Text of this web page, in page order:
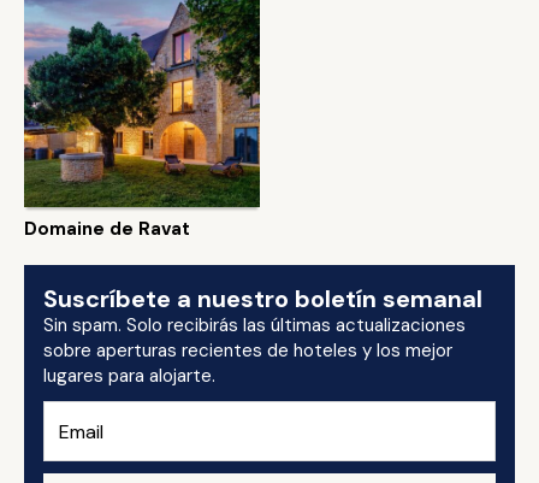
Domaine de Ravat
Suscríbete a nuestro boletín semanal
Sin spam. Solo recibirás las últimas actualizaciones
sobre aperturas recientes de hoteles y los mejor
lugares para alojarte.